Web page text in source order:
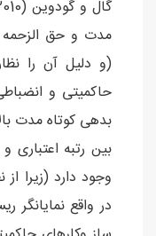
مدت و حق الزحمه
(و دلیل آن را
حاکمیتی و
بدهی کوتاه مدت
بین رتبه اعتباری
وجود دارد (زیرا از
در واقع